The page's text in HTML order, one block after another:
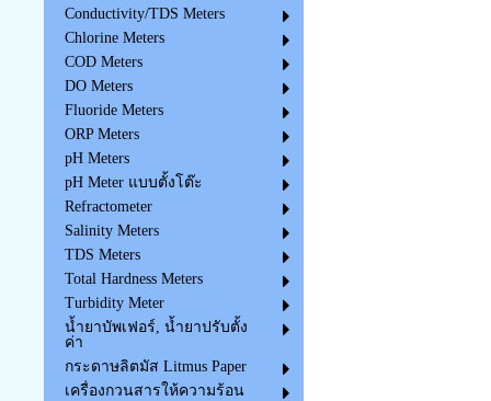
Conductivity/TDS Meters
Chlorine Meters
COD Meters
DO Meters
Fluoride Meters
ORP Meters
pH Meters
pH Meter แบบตั้งโต๊ะ
Refractometer
Salinity Meters
TDS Meters
Total Hardness Meters
Turbidity Meter
น้ำยาบัพเฟอร์, น้ำยาปรับตั้ง
ค่า
กระดาษลิตมัส Litmus Paper
เครื่องกวนสารให้ความร้อน